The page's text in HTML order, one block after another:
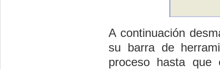
A continuación
su barra de
proceso hasta que